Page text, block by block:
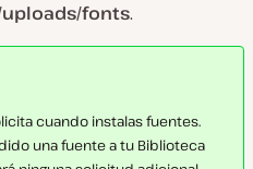
fonts.
cuando instalas fuentes.
una fuente a tu Biblioteca